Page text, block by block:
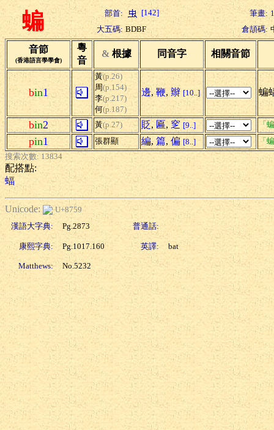
蝙 部首: [142] 筆畫:
大五碼: BDBF 倉頡碼:
音節
(香港語言學學會)
粵
音
& 根據 同音字 相關音節
bin1
黃(p.26)
周(p.154)
李(p.217)
何(p.187)
邊, 鞭, 辮 [10..] 蝙
bin2 黃(p.27) 貶, 匾, 窆 [9..] 「
pin1 張群顯 編, 篇, 偏 [8..]
「
搜索次數: 13834
配搭點:
蝠
Unicode:
U+8759
漢語大字典:
Pg.2873 普通話:
康熙字典: Pg.1017.160 英譯: bat
Matthews: No.5232